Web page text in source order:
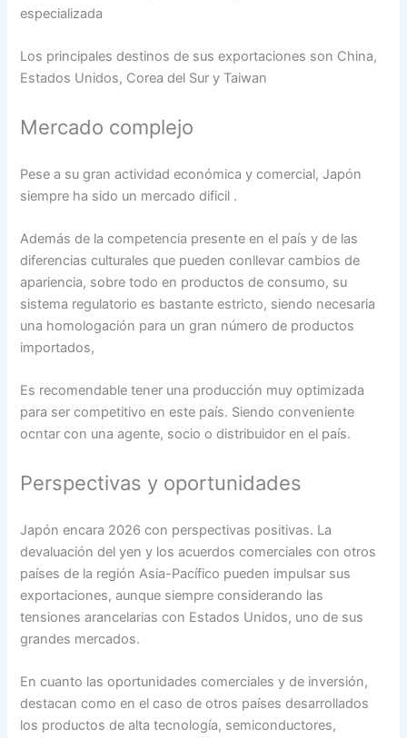
especializada
Los principales destinos de sus exportaciones son China,
Estados Unidos, Corea del Sur y Taiwan
Mercado complejo
Pese a su gran actividad económica y comercial, Japón
siempre ha sido un mercado dificil .
Además de la competencia presente en el país y de las
diferencias culturales que pueden conllevar cambios de
apariencia, sobre todo en productos de consumo, su
sistema regulatorio es bastante estricto, siendo necesaria
una homologación para un gran número de productos
importados,
Es recomendable tener una producción muy optimizada
para ser competitivo en este país. Siendo conveniente
ocntar con una agente, socio o distribuidor en el país.
Perspectivas y oportunidades
Japón encara 2026 con perspectivas positivas. La
devaluación del yen y los acuerdos comerciales con otros
países de la región Asia-Pacífico pueden impulsar sus
exportaciones, aunque siempre considerando las
tensiones arancelarias con Estados Unidos, uno de sus
grandes mercados.
En cuanto las oportunidades comerciales y de inversión,
destacan como en el caso de otros países desarrollados
los productos de alta tecnología, semiconductores,